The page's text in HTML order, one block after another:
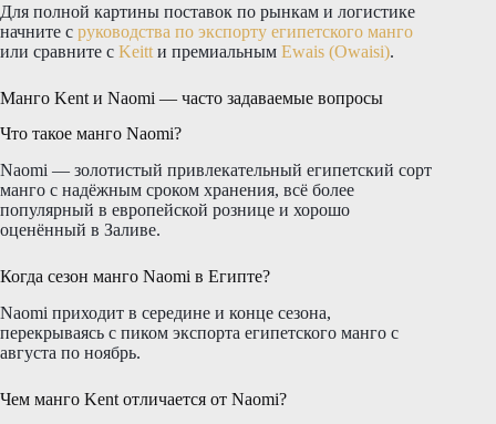
Для полной картины поставок по рынкам и логистике
начните с руководства по экспорту египетского манго
или сравните с Keitt и премиальным Ewais (Owaisi).
Манго Kent и Naomi — часто задаваемые вопросы
Что такое манго Naomi?
Naomi — золотистый привлекательный египетский сорт
манго с надёжным сроком хранения, всё более
популярный в европейской рознице и хорошо
оценённый в Заливе.
Когда сезон манго Naomi в Египте?
Naomi приходит в середине и конце сезона,
перекрываясь с пиком экспорта египетского манго с
августа по ноябрь.
Чем манго Kent отличается от Naomi?